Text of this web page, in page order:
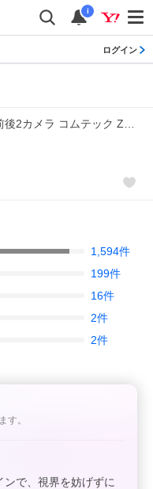
i
ログイン
1,594件
199件
16件
2件
2件
す。
で、視界を妨げずに